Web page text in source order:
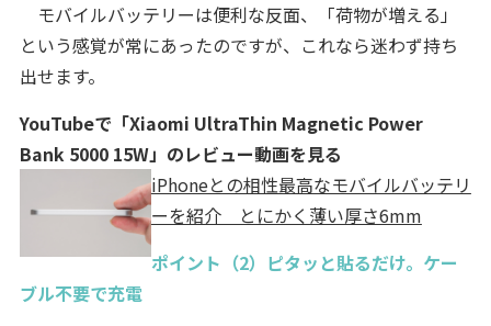
モバイルバッテリーは便利な反面、「荷物が増える」
という感覚が常にあったのですが、これなら迷わず持ち
出せます。
YouTubeで「Xiaomi UltraThin Magnetic Power
Bank 5000 15W」のレビュー動画を見る
iPhoneとの相性最高なモバイルバッテリ
ーを紹介 とにかく薄い厚さ6mm
ポイント（2）ピタッと貼るだけ。ケー
ブル不要で充電